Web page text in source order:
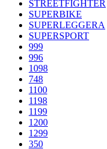
STREETFIGHTER
SUPERBIKE
SUPERLEGGERA
SUPERSPORT
999
996
1098
748
1100
1198
1199
1200
1299
350